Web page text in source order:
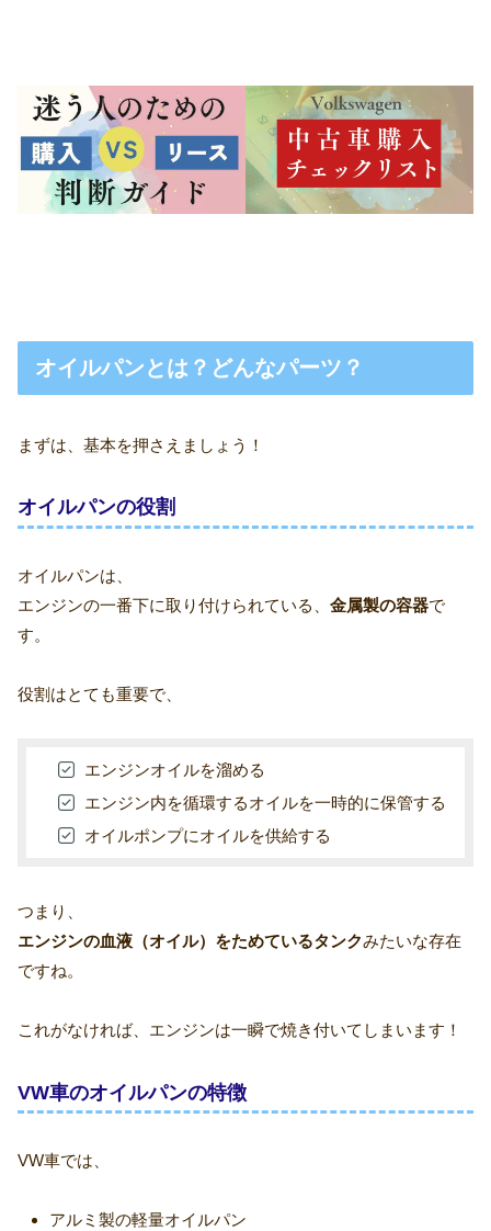
オイルパンとは？どんなパーツ？
まずは、基本を押さえましょう！
オイルパンの役割
オイルパンは、
エンジンの一番下に取り付けられている、 金属製の容器で
す。
役割はとても重要で、
エンジンオイルを溜める
エンジン内を循環するオイルを一時的に保管する
オイルポンプにオイルを供給する
つまり、
エンジンの血液（オイル）をためているタンクみたいな存在
ですね。
これがなければ、エンジンは一瞬で焼き付いてしまいます！
VW車のオイルパンの特徴
VW車では、
アルミ製の軽量オイルパン